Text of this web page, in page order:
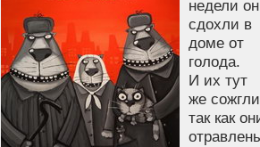
недели
сдохли в
доме от
голода.
И их тут
же
так как